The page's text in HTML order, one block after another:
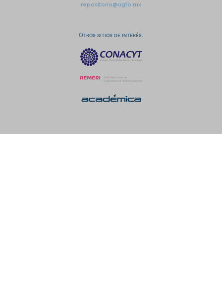
repositorio@ugto.mx
Otros sitios de interés: